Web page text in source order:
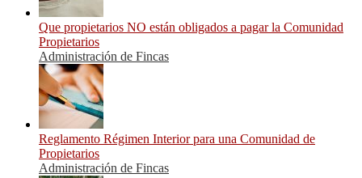
Que propietarios NO están obligados a pagar la Comunidad
Propietarios
Administración de Fincas
Reglamento Régimen Interior para una Comunidad de
Propietarios
Administración de Fincas